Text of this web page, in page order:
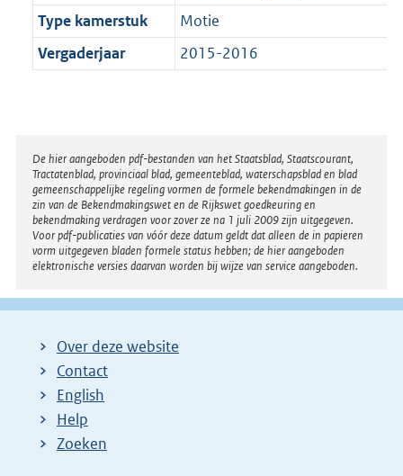
Type kamerstuk
Motie
Vergaderjaar
2015-2016
Disclaimer
De hier aangeboden pdf-bestanden van het Staatsblad, Staatscourant,
Tractatenblad, provinciaal blad, gemeenteblad, waterschapsblad en blad
gemeenschappelijke regeling vormen de formele bekendmakingen in de
zin van de Bekendmakingswet en de Rijkswet goedkeuring en
bekendmaking verdragen voor zover ze na 1 juli 2009 zijn uitgegeven.
Voor pdf-publicaties van vóór deze datum geldt dat alleen de in papieren
vorm uitgegeven bladen formele status hebben; de hier aangeboden
elektronische versies daarvan worden bij wijze van service aangeboden.
Over deze website
Contact
English
Help
Zoeken